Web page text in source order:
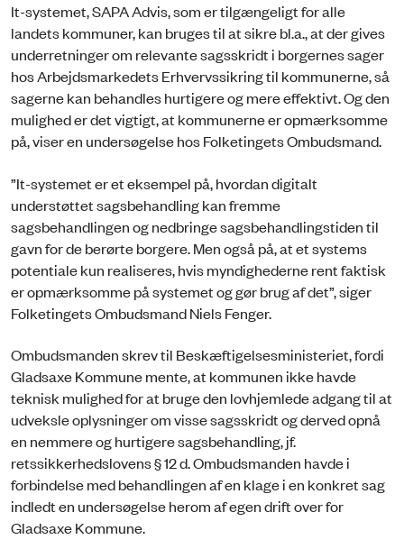
It-systemet, SAPA Advis, som er tilgængeligt for alle
landets kommuner, kan bruges til at sikre bl.a., at der gives
underretninger om relevante sagsskridt i borgernes sager
hos Arbejdsmarkedets Erhvervssikring til kommunerne, så
sagerne kan behandles hurtigere og mere effektivt. Og den
mulighed er det vigtigt, at kommunerne er opmærksomme
på, viser en undersøgelse hos Folketingets Ombudsmand.
”It-systemet er et eksempel på, hvordan digitalt
understøttet sagsbehandling kan fremme
sagsbehandlingen og nedbringe sagsbehandlingstiden til
gavn for de berørte borgere. Men også på, at et systems
potentiale kun realiseres, hvis myndighederne rent faktisk
er opmærksomme på systemet og gør brug af det”, siger
Folketingets Ombudsmand Niels Fenger.
Ombudsmanden skrev til Beskæftigelsesministeriet, fordi
Gladsaxe Kommune mente, at kommunen ikke havde
teknisk mulighed for at bruge den lovhjemlede adgang til at
udveksle oplysninger om visse sagsskridt og derved opnå
en nemmere og hurtigere sagsbehandling, jf.
retssikkerhedslovens § 12 d. Ombudsmanden havde i
forbindelse med behandlingen af en klage i en konkret sag
indledt en undersøgelse herom af egen drift over for
Gladsaxe Kommune.